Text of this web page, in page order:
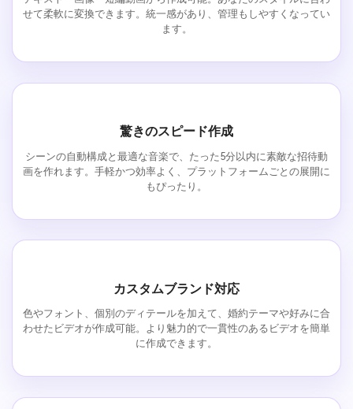
せて柔軟に変換できます。統一感があり、管理もしやすくなってい
ます。
驚きのスピード作成
シーンの自動構成と最適な音楽で、たった5分以内に素敵な招待動
画を作れます。手軽かつ効率よく、プラットフォームごとの展開に
もぴったり。
カスタムブランド対応
色やフォント、個別のディテールを加えて、婚約テーマや好みに合
わせたビデオが作成可能。より魅力的で一貫性のあるビデオを簡単
に作成できます。